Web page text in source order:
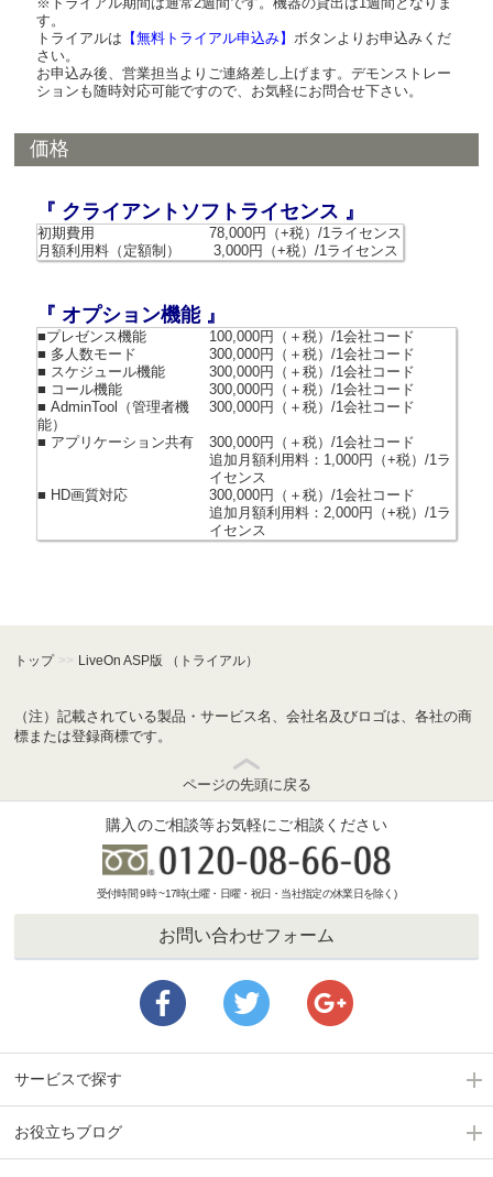
す。
トライアルは 【無料トライアル申込み】 ボタンよりお申込みくだ
さい。
お申込み後、営業担当よりご連絡差し上げます。デモンストレー
ションも随時対応可能ですので、お気軽にお問合せ下さい。
価格
『 クライアントソフトライセンス 』
初期費用
78,000円（+税）/1ライセンス
月額利用料（定額制）
3,000円（+税）/1ライセンス
『 オプション機能 』
■プレゼンス機能
100,000円（＋税）/1会社コード
■ 多人数モード
300,000円（＋税）/1会社コード
■ スケジュール機能
300,000円（＋税）/1会社コード
■ コール機能
300,000円（＋税）/1会社コード
■ AdminTool（管理者機
能）
300,000円（＋税）/1会社コード
■ アプリケーション共有 300,000円（＋税）/1会社コード
追加月額利用料：1,000円（+税）/1ラ
イセンス
■ HD画質対応
300,000円（＋税）/1会社コード
追加月額利用料：2,000円（+税）/1ラ
イセンス
トップ >> LiveOn ASP版 （トライアル）
（注）記載されている製品・サービス名、会社名及びロゴは、各社の商
標または登録商標です。
ページの先頭に戻る
購入のご相談等お気軽にご相談ください
受付時間 9時 ~17時(土曜・日曜・祝日・当社指定の休業日を除く)
お問い合わせフォーム
サービスで探す
お役立ちブログ